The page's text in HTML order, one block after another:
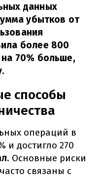
данных
убытков от
более 800
70% больше,
способы
операций в
и достигло 270
. Основные риски
связаны с